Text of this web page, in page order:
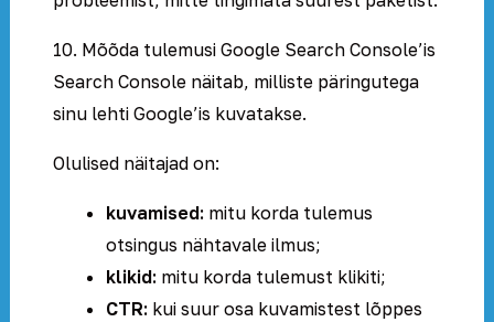
10. Mõõda tulemusi Google Search Console’is
Search Console näitab, milliste päringutega
sinu lehti Google’is kuvatakse.
Olulised näitajad on:
kuvamised:mitu korda tulemus
otsingus nähtavale ilmus;
klikid:mitu korda tulemust klikiti;
CTR:kui suur osa kuvamistest lõppes